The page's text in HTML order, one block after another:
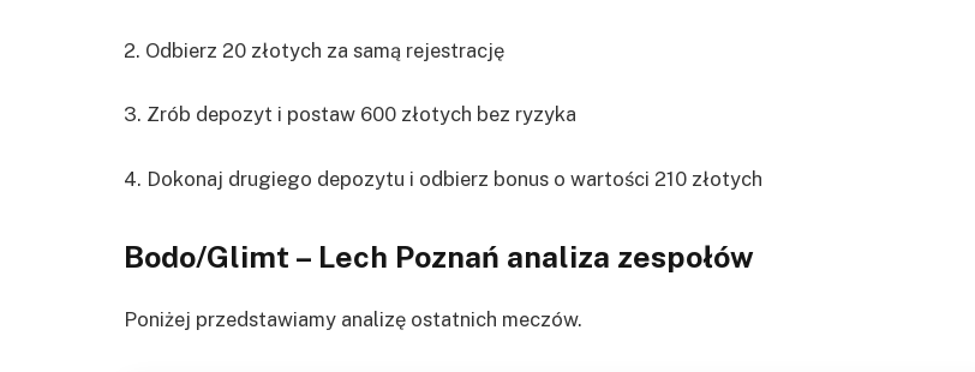
2. Odbierz 20 złotych za samą rejestrację
3. Zrób depozyt i postaw 600 złotych bez ryzyka
4. Dokonaj drugiego depozytu i odbierz bonus o wartości 210 złotych
Bodo/Glimt – Lech Poznań analiza zespołów
Poniżej przedstawiamy analizę ostatnich meczów.